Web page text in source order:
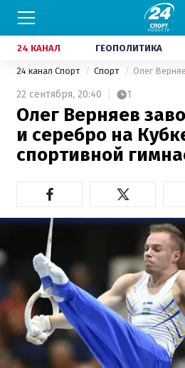
24 КАНАЛ ГЕОПОЛИТИКА
24 канал Спорт Спорт
22 сентября, 20:40 1
Олег Верняев
и серебро на
спортивной